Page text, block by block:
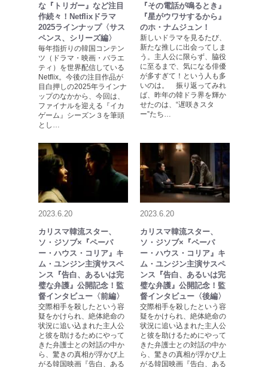
な『トリガー』など注目
作続々！Netflixドラマ
2025ラインナップ〈サス
ペンス、シリーズ編〉
毎年指折りの韓国コンテン
ツ（ドラマ・映画・バラエ
ティ）を世界配信している
Netflix。今後の注目作品が
目白押しの2025年ラインナ
ップのなかから、今回は、
ファイナルを迎える『イカ
ゲーム』シーズン３を筆頭
とし…
『その電話が鳴るとき』
『星がウワサするから』
のホ・ナムジュン！
新しいドラマを見るたび、
新たな推しに出会ってしま
う。主人公に限らず、脇役
に至るまで、気になる俳優
が多すぎて！という人も多
いのは。 振り返ってみれ
ば、昨年の韓ドラ界を輝か
せたのは、“遅咲きスタ
ー”たち…
2023.6.20
カリスマ韓流スター、
ソ・ジソブ×『ペーパ
ー・ハウス・コリア』キ
ム・ユンジン主演サスペ
ンス『告白、あるいは完
璧な弁護』公開記念！監
督インタビュー〈前編〉
交際相手を殺したという容
疑をかけられ、絶体絶命の
状況に追い込まれた主人公
と彼を助けるためにやって
きた弁護士との対話の中か
ら、驚きの真相が浮かび上
がる韓国映画『告白、ある
2023.6.20
カリスマ韓流スター、
ソ・ジソブ×『ペーパ
ー・ハウス・コリア』キ
ム・ユンジン主演サスペ
ンス『告白、あるいは完
璧な弁護』公開記念！監
督インタビュー〈後編〉
交際相手を殺したという容
疑をかけられ、絶体絶命の
状況に追い込まれた主人公
と彼を助けるためにやって
きた弁護士との対話の中か
ら、驚きの真相が浮かび上
がる韓国映画『告白、ある